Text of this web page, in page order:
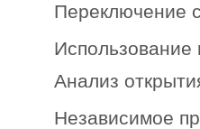
Переключение
Использование
Анализ
Независимое